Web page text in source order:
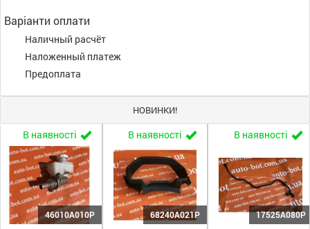
Варіанти оплати
Наличный расчёт
Наложенный платеж
Предоплата
НОВИНКИ!
В наявності
46010A010P
В наявності
68240A021P
В наявності
17525A080P